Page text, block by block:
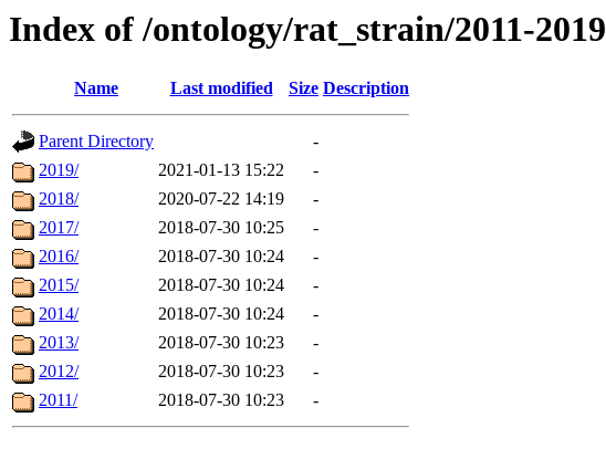
Index of /ontology/rat_strain/2011-2019
Name Last modified Size Description
Parent Directory
-
2019/
2021-01-13 15:22
-
2018/
2020-07-22 14:19
-
2017/
2018-07-30 10:25
-
2016/
2018-07-30 10:24
-
2015/
2018-07-30 10:24
-
2014/
2018-07-30 10:24
-
2013/
2018-07-30 10:23
-
2012/
2018-07-30 10:23
-
2011/
2018-07-30 10:23 -